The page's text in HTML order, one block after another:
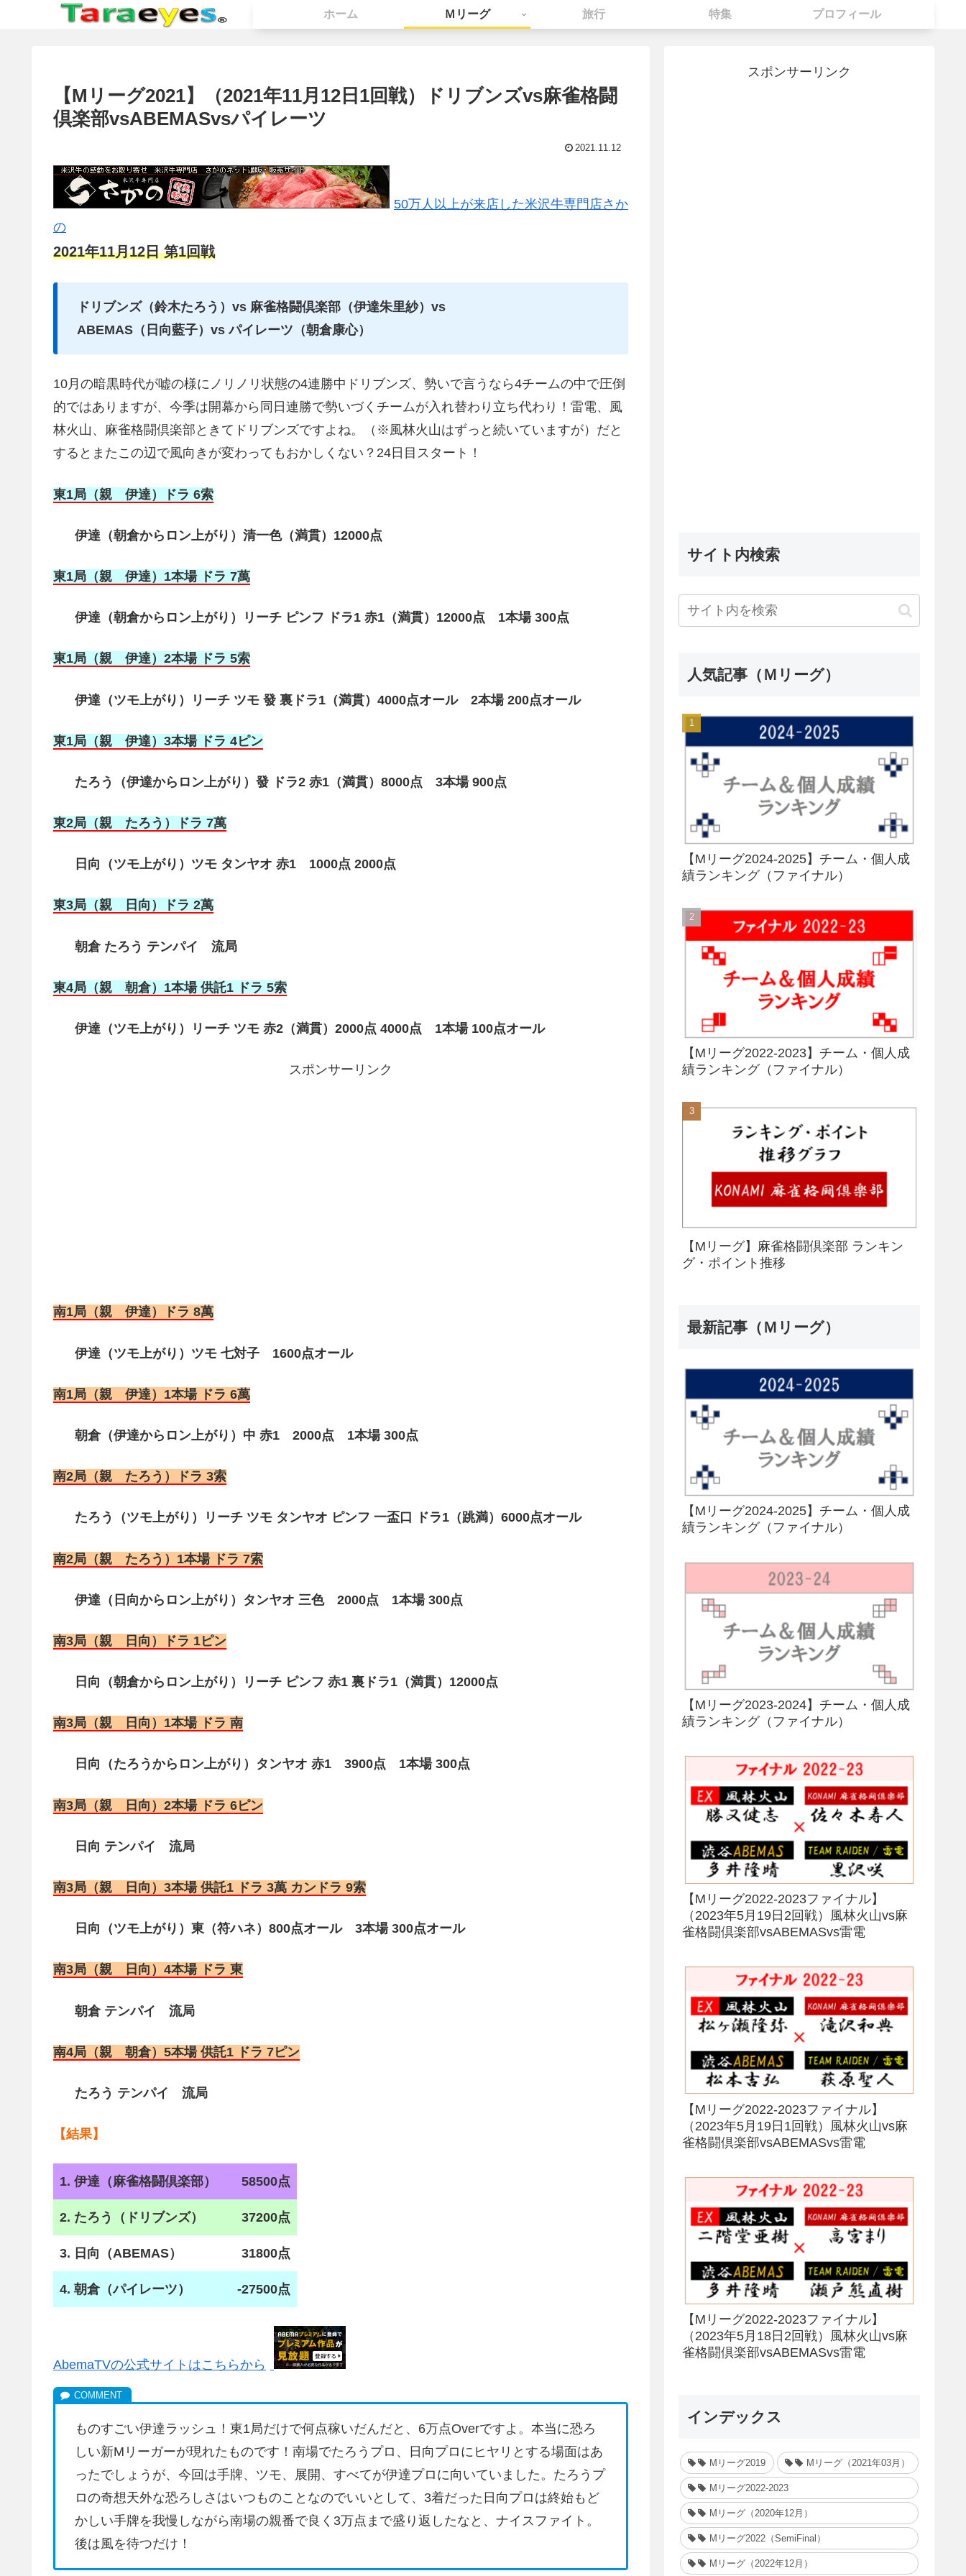
ホーム Ｍリーグ 旅行 特集 プロフィール
【Mリーグ2021】（2021年11月12日1回戦）ドリブンズvs麻雀格闘
倶楽部vsABEMASvsパイレーツ
2021.11.12
50万人以上が来店した米沢牛専門店さか
の
2021年11月12日 第1回戦
ドリブンズ（鈴木たろう）vs 麻雀格闘倶楽部（伊達朱里紗）vs
ABEMAS（日向藍子）vs パイレーツ（朝倉康心）
10月の暗黒時代が嘘の様にノリノリ状態の4連勝中ドリブンズ、勢いで言うなら4チームの中で圧倒
的ではありますが、今季は開幕から同日連勝で勢いづくチームが入れ替わり立ち代わり！雷電、風
林火山、麻雀格闘倶楽部ときてドリブンズですよね。（※風林火山はずっと続いていますが）だと
するとまたこの辺で風向きが変わってもおかしくない？24日目スタート！
東1局（親 伊達）ドラ 6索
伊達（朝倉からロン上がり）清一色（満貫）12000点
東1局（親 伊達）1本場 ドラ 7萬
伊達（朝倉からロン上がり）リーチ ピンフ ドラ1 赤1（満貫）12000点 1本場 300点
東1局（親 伊達）2本場 ドラ 5索
伊達（ツモ上がり）リーチ ツモ 發 裏ドラ1（満貫）4000点オール 2本場 200点オール
東1局（親 伊達）3本場 ドラ 4ピン
たろう（伊達からロン上がり）發 ドラ2 赤1（満貫）8000点 3本場 900点
東2局（親 たろう）ドラ 7萬
日向（ツモ上がり）ツモ タンヤオ 赤1 1000点 2000点
東3局（親 日向）ドラ 2萬
朝倉 たろう テンパイ 流局
東4局（親 朝倉）1本場 供託1 ドラ 5索
伊達（ツモ上がり）リーチ ツモ 赤2（満貫）2000点 4000点 1本場 100点オール
スポンサーリンク
南1局（親 伊達）ドラ 8萬
伊達（ツモ上がり）ツモ 七対子 1600点オール
南1局（親 伊達）1本場 ドラ 6萬
朝倉（伊達からロン上がり）中 赤1 2000点 1本場 300点
南2局（親 たろう）ドラ 3索
たろう（ツモ上がり）リーチ ツモ タンヤオ ピンフ 一盃口 ドラ1（跳満）6000点オール
南2局（親 たろう）1本場 ドラ 7索
伊達（日向からロン上がり）タンヤオ 三色 2000点 1本場 300点
南3局（親 日向）ドラ 1ピン
日向（朝倉からロン上がり）リーチ ピンフ 赤1 裏ドラ1（満貫）12000点
南3局（親 日向）1本場 ドラ 南
日向（たろうからロン上がり）タンヤオ 赤1 3900点 1本場 300点
南3局（親 日向）2本場 ドラ 6ピン
日向 テンパイ 流局
南3局（親 日向）3本場 供託1 ドラ 3萬 カンドラ 9索
日向（ツモ上がり）東（符ハネ）800点オール 3本場 300点オール
南3局（親 日向）4本場 ドラ 東
朝倉 テンパイ 流局
南4局（親 朝倉）5本場 供託1 ドラ 7ピン
たろう テンパイ 流局
【結果】
1. 伊達（麻雀格闘倶楽部） 58500点
2. たろう（ドリブンズ） 37200点
3. 日向（ABEMAS） 31800点
4. 朝倉（パイレーツ） -27500点
AbemaTVの公式サイトはこちらから
ものすごい伊達ラッシュ！東1局だけで何点稼いだんだと、6万点Overですよ。本当に恐ろ
しい新Mリーガーが現れたものです！南場でたろうプロ、日向プロにヒヤリとする場面はあ
ったでしょうが、今回は手牌、ツモ、展開、すべてが伊達プロに向いていました。たろうプ
ロの奇想天外な恐ろしさはいつものことなのでいいとして、3着だった日向プロは終始もど
かしい手牌を我慢しながら南場の親番で良く3万点まで盛り返したなと、ナイスファイト。
後は風を待つだけ！
スポンサーリンク
サイト内検索
人気記事（Ｍリーグ）
【Mリーグ2024-2025】チーム・個人成
績ランキング（ファイナル）
【Mリーグ2022-2023】チーム・個人成
績ランキング（ファイナル）
【Mリーグ】麻雀格闘倶楽部 ランキン
グ・ポイント推移
最新記事（Ｍリーグ）
【Mリーグ2024-2025】チーム・個人成
績ランキング（ファイナル）
【Mリーグ2023-2024】チーム・個人成
績ランキング（ファイナル）
【Mリーグ2022-2023ファイナル】
（2023年5月19日2回戦）風林火山vs麻
雀格闘倶楽部vsABEMASvs雷電
【Mリーグ2022-2023ファイナル】
（2023年5月19日1回戦）風林火山vs麻
雀格闘倶楽部vsABEMASvs雷電
【Mリーグ2022-2023ファイナル】
（2023年5月18日2回戦）風林火山vs麻
雀格闘倶楽部vsABEMASvs雷電
インデックス
Mリーグ2019 Mリーグ（2021年03月）
Mリーグ2022-2023
Mリーグ（2020年12月）
Mリーグ2022（SemiFinal）
Mリーグ（2022年12月）